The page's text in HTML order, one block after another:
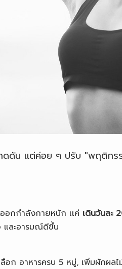
ดัน เเต่ค่อย ๆ ปรับ "พฤติก
อกกำลังกายหนัก เเค่ เดินวันละ
และอารมณ์ดีขึ้น
ก อาหารครบ 5 หมู่, เพิ่มผักผล